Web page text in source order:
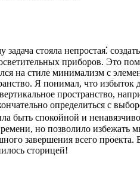
стояла непростая⁚
приборов. Это
на стиле минимализм с
Я понимал, что избыток
пространство,
определиться с
быть спокойной и
но позволило избежать
завершения всего проекта.
сторицей!